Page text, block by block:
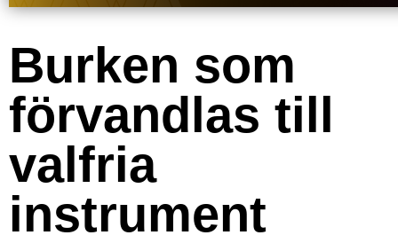
Burken som
förvandlas till
valfria
instrument